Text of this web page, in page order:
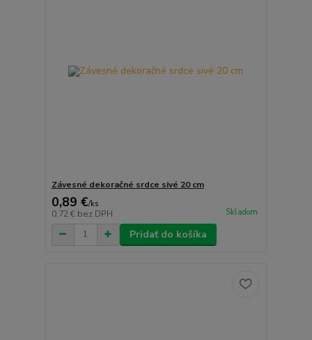
Závesné dekoračné srdce sivé 20 cm
0,89 €/ks
0,72 € bez DPH Skladom
Pridať do košíka